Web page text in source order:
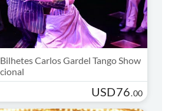
Bilhetes Carlos Gardel Tango Show
USD76.00